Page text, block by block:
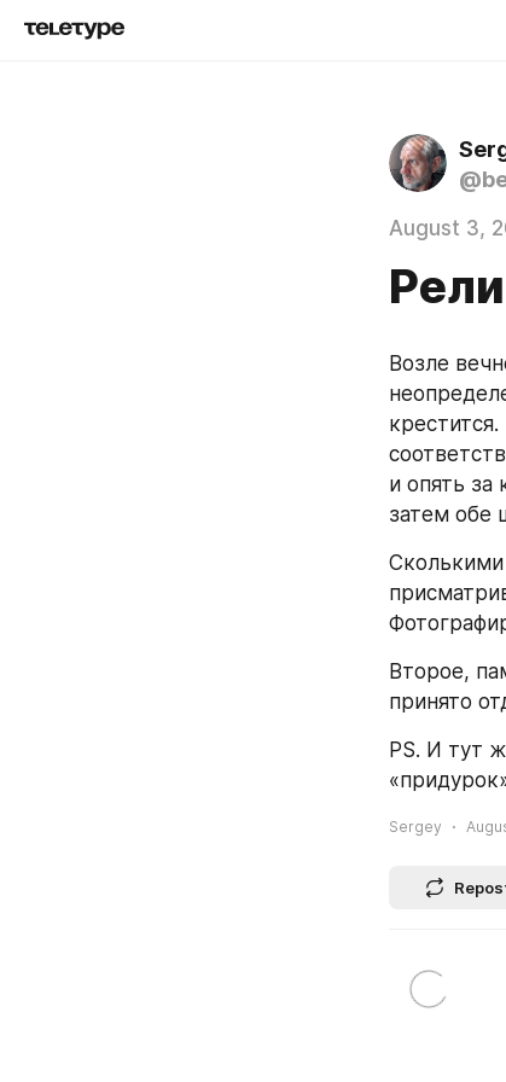
August 3,
Возле
и опять за
затем обе
Сколькими
Второе,
принято
PS. И тут
Sergey